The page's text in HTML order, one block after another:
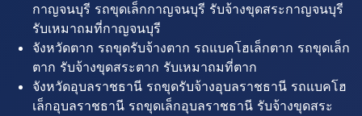
กาญจนบุรี รถขุดเล็กกาญจนบุรี รับจ้างขุดสระกาญจนบุรี
รับเหมาถมที่กาญจนบุรี
จังหวัดตาก รถขุดรับจ้างตาก รถแบคโฮเล็กตาก รถขุดเล็ก
ตาก รับจ้างขุดสระตาก รับเหมาถมที่ตาก
จังหวัดอุบลราชธานี รถขุดรับจ้างอุบลราชธานี รถแบคโฮ
เล็กอุบลราชธานี รถขุดเล็กอุบลราชธานี รับจ้างขุดสระ